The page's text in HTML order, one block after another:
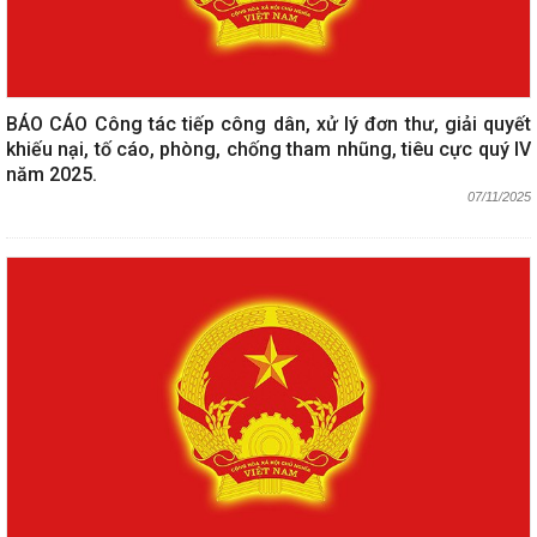
BÁO CÁO Công tác tiếp công dân, xử lý đơn thư, giải quyết
khiếu nại, tố cáo, phòng, chống tham nhũng, tiêu cực quý IV
năm 2025.
07/11/2025